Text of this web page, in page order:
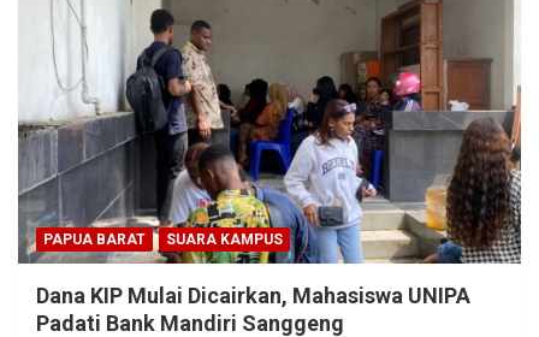
PAPUA BARAT SUARA KAMPUS
Dana KIP Mulai Dicairkan, Mahasiswa UNIPA
Padati Bank Mandiri Sanggeng